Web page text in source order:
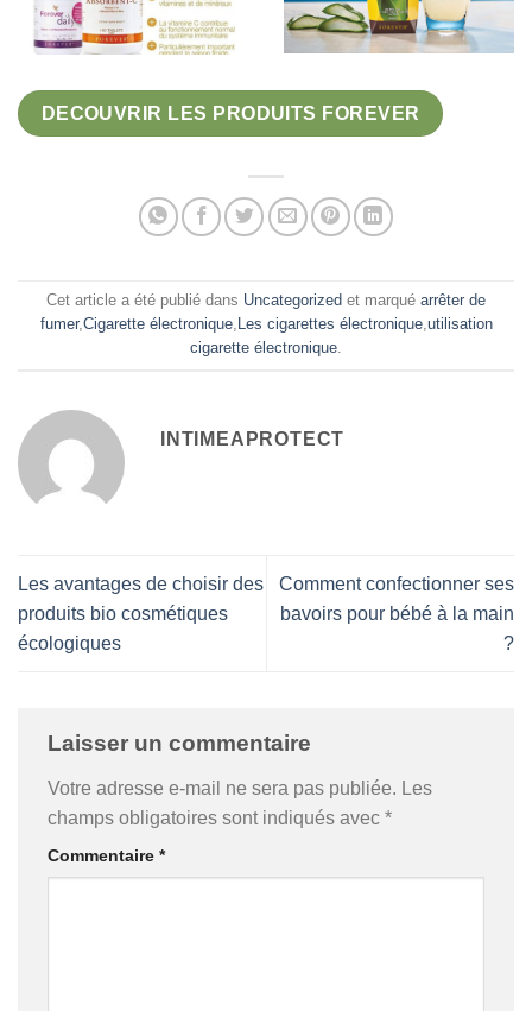
DECOUVRIR LES PRODUITS FOREVER
Cet article a été publié dans Uncategorized et marqué arrêter de
fumer,Cigarette électronique, Les cigarettes électronique,utilisation
cigarette électronique.
INTIMEAPROTECT
Les avantages de choisir des
produits bio cosmétiques
écologiques
Comment confectionner ses
bavoirs pour bébé à la main
?
Laisser un commentaire
Votre adresse e-mail ne sera pas publiée. Les
champs obligatoires sont indiqués avec *
Commentaire *